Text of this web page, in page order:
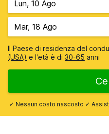
Il Paese di residenza del
(USA) e l'età è di 30-65 anni
✓ Nessun costo nascosto ✓